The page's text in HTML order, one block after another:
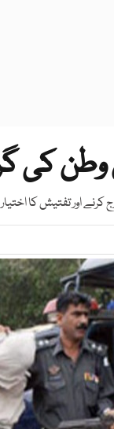
کی
اور تفتیش کا